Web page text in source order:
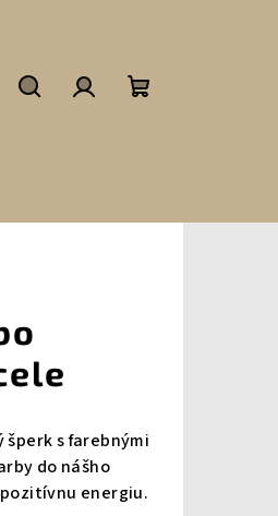
šperk s farebnými
do nášho
energiu.